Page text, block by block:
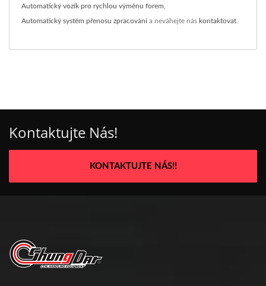
Automatický vozík pro rychlou výměnu forem
Automatický systém přenosu zpracování a neváhejte nás kontaktovat
Kontaktujte Nás!
KONTAKTUJTE NÁS!!